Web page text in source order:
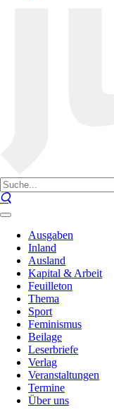
Ausgaben
Inland
Ausland
Kapital & Arbeit
Feuilleton
Thema
Sport
Feminismus
Beilage
Leserbriefe
Verlag
Veranstaltungen
Termine
Über uns